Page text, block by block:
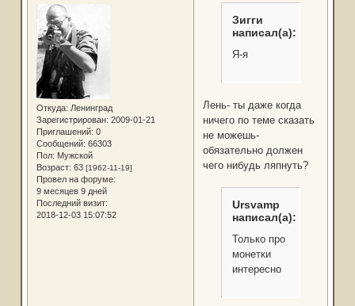
Откуда: Ленинград
Зарегистрирован: 2009-01-21
Приглашений: 0
Сообщений: 66303
Пол: Мужской
Возраст: 63 [1962-11-19]
Провел на форуме:
9 месяцев 9 дней
Последний визит:
2018-12-03 15:07:52
Зигги
написал(а):
Я-я
Лень- ты даже когда
ничего по теме сказать
не можешь-
обязательно должен
чего нибудь ляпнуть?
Ursvamp
написал(а):
Только про
монетки
интересно